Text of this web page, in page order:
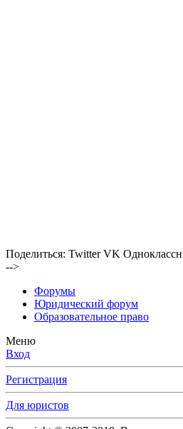
Поделиться: Twitter VK
-->
Форумы
Юридический форум
Образовательное право
Меню
Вход
Регистрация
Для юристов